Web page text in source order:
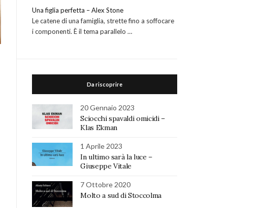
Una figlia perfetta – Alex Stone
Le catene di una famiglia, strette fino a soffocare
i componenti. È il tema parallelo …
Da riscoprire
20 Gennaio 2023
Sciocchi spavaldi omicidi –
Klas Ekman
1 Aprile 2023
In ultimo sarà la luce –
Giuseppe Vitale
7 Ottobre 2020
Molto a sud di Stoccolma